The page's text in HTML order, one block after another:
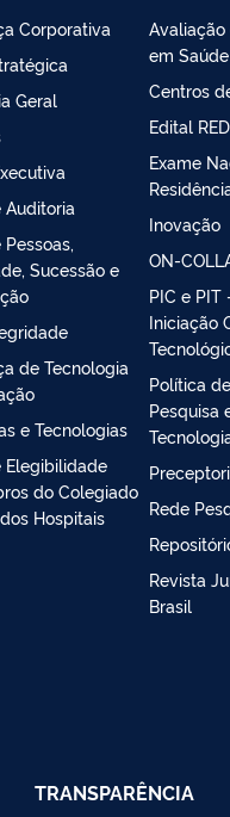
Corporativa
Geral
Sucessão e
de Tecnologia
e Tecnologias
Elegibilidade
do Colegiado
Hospitais
Avaliação
em Saúde
Centros
Edital
Exame
Inovação
ON-
PIC e
Iniciação
Política
Pesquisa
Rede
Revista
Brasil
TRANSPARÊNCIA